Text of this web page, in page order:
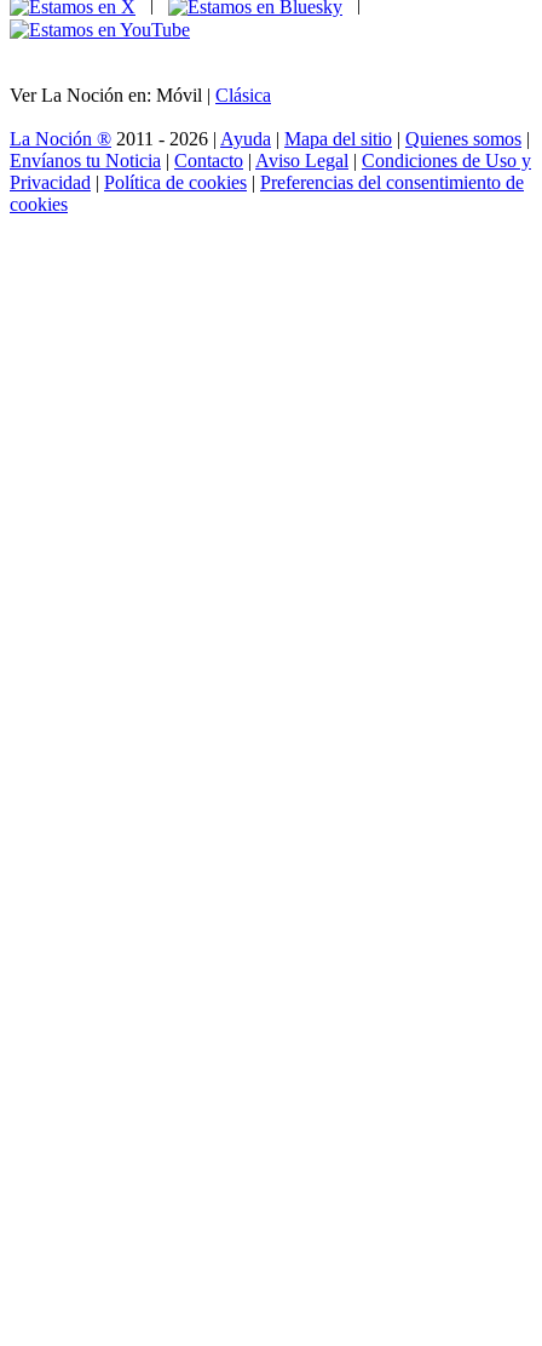
|
|
Ver La Noción en: Móvil | Clásica
La Noción ® 2011 - 2026 | Ayuda | Mapa del sitio | Quienes somos |
Envíanos tu Noticia | Contacto | Aviso Legal | Condiciones de Uso y
Privacidad | Política de cookies | Preferencias del consentimiento de
cookies